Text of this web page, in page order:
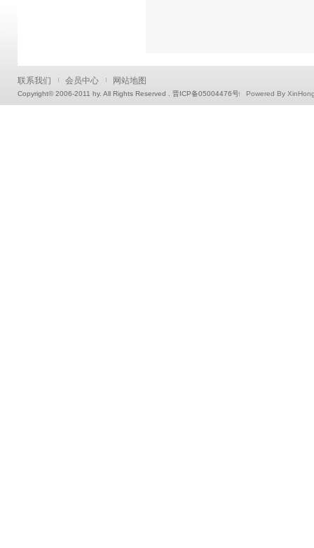
联系我们 会员中心 网站地图
Copyright© 2006-2011 hy. All Rights Reserved . 晋ICP备05004476号 Powered By